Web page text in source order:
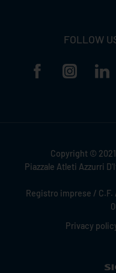
FOLLOW
Copyright ©
Piazzale Atleti Azzurri
Registro imprese / C.F.
Privacy